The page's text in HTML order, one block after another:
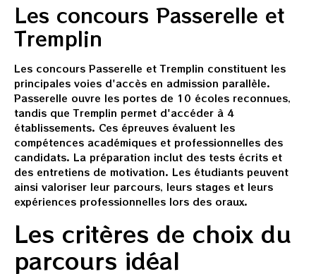
Les concours Passerelle et
Tremplin
Les concours Passerelle et Tremplin constituent les
principales voies d'accès en admission parallèle.
Passerelle ouvre les portes de 10 écoles reconnues,
tandis que Tremplin permet d'accéder à 4
établissements. Ces épreuves évaluent les
compétences académiques et professionnelles des
candidats. La préparation inclut des tests écrits et
des entretiens de motivation. Les étudiants peuvent
ainsi valoriser leur parcours, leurs stages et leurs
expériences professionnelles lors des oraux.
Les critères de choix du
parcours idéal